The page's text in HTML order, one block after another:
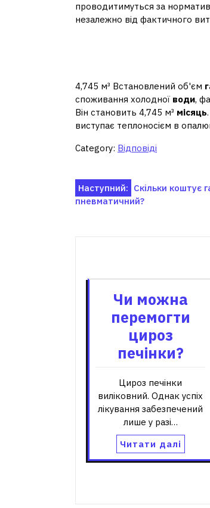
проводитимуться за
незалежно від фактичного
4,745 м³ Встановлений об'єм
споживання холодної води,
Він становить 4,745 м³ місяць
виступає теплоносієм в
Category: Відповіді
Навігація
Наступний: Скільки коштує
пневматичний?
Чи можна
перемогти
цироз
печінки?
Цироз печінки
виліковний. Однак успіх
лікування забезпечений
лише у разі…
Читати далі